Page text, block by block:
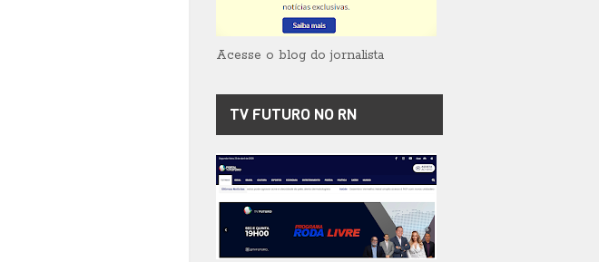
Acesse o blog do jornalista
TV FUTURO NO RN